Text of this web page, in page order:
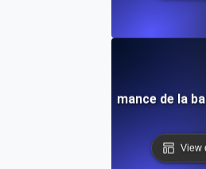
pour la performance de la
View